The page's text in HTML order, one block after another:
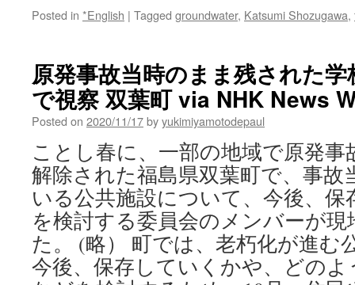
Posted in *English | Tagged groundwater, Katsumi Shozugawa,
原発事故当時のまま残された
で視察 双葉町 via NHK News
Posted on 2020/11/17byyukimiyamotodepaul
ことし春に、一部の地域で原発
解除された福島県双葉町で、事故
いる公共施設について、今後、
を検討する委員会のメンバーが
た。 (略） 町では、老朽化が進む
今後、保存していくかや、どの